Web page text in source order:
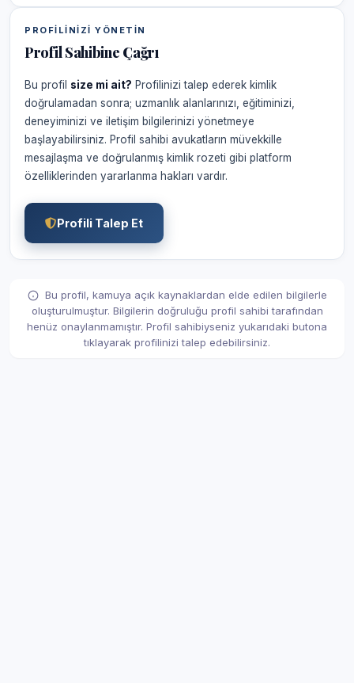
PROFILINIZI YÖNETIN
Profil Sahibine Çağrı
Bu profil size mi ait? Profilinizi talep ederek kimlik
doğrulamadan sonra; uzmanlık alanlarınızı, eğitiminizi,
deneyiminizi ve iletişim bilgilerinizi yönetmeye
başlayabilirsiniz. Profil sahibi avukatların müvekkille
mesajlaşma ve doğrulanmış kimlik rozeti gibi platform
özelliklerinden yararlanma hakları vardır.
Profili Talep Et
Bu profil, kamuya açık kaynaklardan elde edilen bilgilerle
oluşturulmuştur. Bilgilerin doğruluğu profil sahibi tarafından
henüz onaylanmamıştır. Profil sahibiyseniz yukarıdaki butona
tıklayarak profilinizi talep edebilirsiniz.